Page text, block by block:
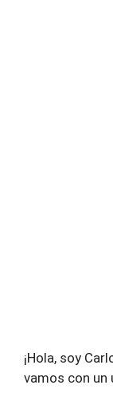
¡Hola, soy
vamos con un